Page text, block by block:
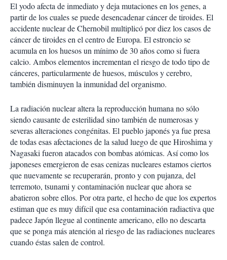
El yodo afecta de inmediato y deja mutaciones en los genes, a
partir de los cuales se puede desencadenar cáncer de tiroides. El
accidente nuclear de Chernobil multiplicó por diez los casos de
cáncer de tiroides en el centro de Europa. El estroncio se
acumula en los huesos un mínimo de 30 años como si fuera
calcio. Ambos elementos incrementan el riesgo de todo tipo de
cánceres, particularmente de huesos, músculos y cerebro,
también disminuyen la inmunidad del organismo.
La radiación nuclear altera la reproducción humana no sólo
siendo causante de esterilidad sino también de numerosas y
severas alteraciones congénitas. El pueblo japonés ya fue presa
de todas esas afectaciones de la salud luego de que Hiroshima y
Nagasaki fueron atacados con bombas atómicas. Así como los
japoneses emergieron de esas cenizas nucleares estamos ciertos
que nuevamente se recuperarán, pronto y con pujanza, del
terremoto, tsunami y contaminación nuclear que ahora se
abatieron sobre ellos. Por otra parte, el hecho de que los expertos
estiman que es muy difícil que esa contaminación radiactiva que
padece Japón llegue al continente americano, ello no descarta
que se ponga más atención al riesgo de las radiaciones nucleares
cuando éstas salen de control.